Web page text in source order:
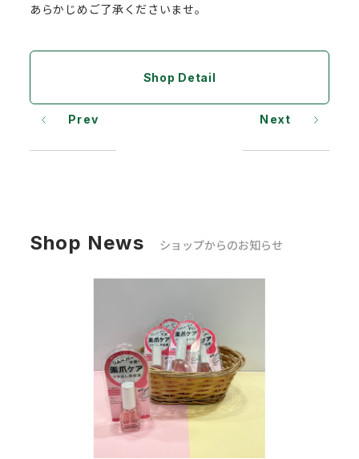
あらかじめご了承くださいませ。
Shop Detail
Prev Next
Shop News ショップからのお知らせ